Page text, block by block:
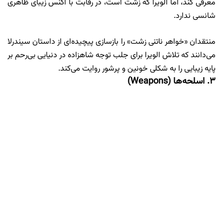
معرفی کند، اما الویرا که زشت است، در رقابت با اگنس زیبای ظاهری
شانسی ندارد.
منتقدان «خواهر ناتنی زشت» را بازسازی پیچیده‌ای از داستان سیندرلا
می‌دانند که تلاش الویرا برای جلب توجه شاهزاده در دنیایی بی‌رحم بر
پایه زیبایی را به شکلی خونین و پرشور روایت می‌کند.
۳. اسلحه‌ها (Weapons)